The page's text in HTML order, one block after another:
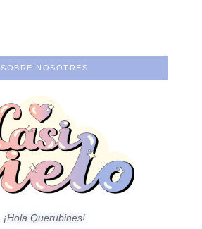
SOBRE NOSOTRES
¡Hola Querubines!